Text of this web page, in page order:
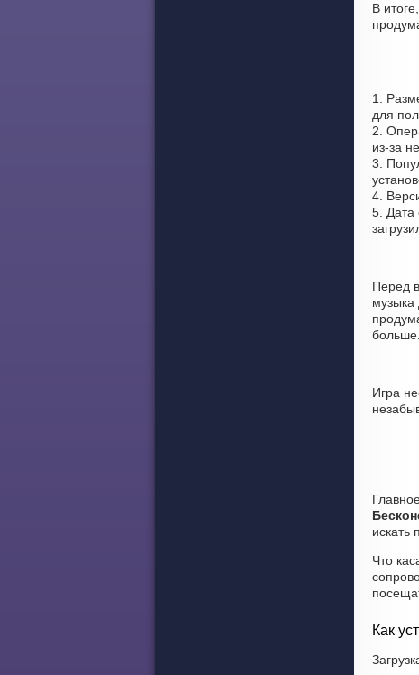
В
1.
для
2.
из-за
3.
4.
5. Дата
Перед
музыка
больше.
Игра
искать
Что
Как